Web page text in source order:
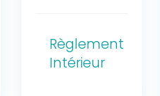
Règlement
Intérieur